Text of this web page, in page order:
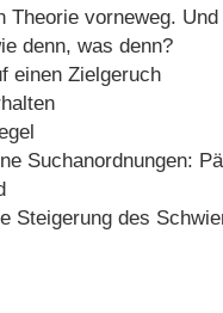
Theorie vorneweg.
denn, was denn?
einen Zielgeruch
Suchanordnungen:
Steigerung des